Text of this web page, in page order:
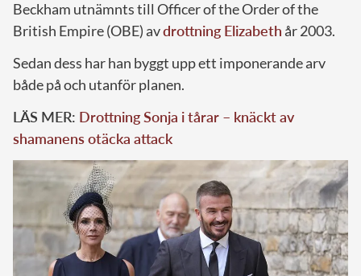
Beckham utnämnts till Officer of the Order of the
British Empire (OBE) avdrottning Elizabeth år 2003.
Sedan dess har han byggt upp ett imponerande arv
både på och utanför planen.
LÄS MER: Drottning Sonja i tårar – knäckt av
shamanens otäcka attack